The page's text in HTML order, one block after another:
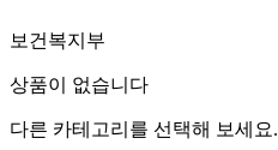
보건복지부
상품이 없습니다
다른 카테고리를 선택해 보세요.